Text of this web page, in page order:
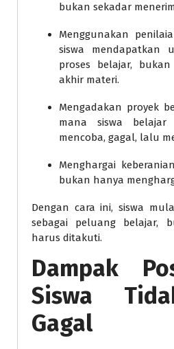
bukan sekadar
Menggunakan
siswa mendapatkan
proses belajar,
akhir materi.
Mengadakan proyek
mana siswa belajar
mencoba, gagal, lalu
Menghargai
bukan hanya
Dengan cara ini, siswa
sebagai peluang belajar,
harus ditakuti.
Dampak
Siswa
Gagal